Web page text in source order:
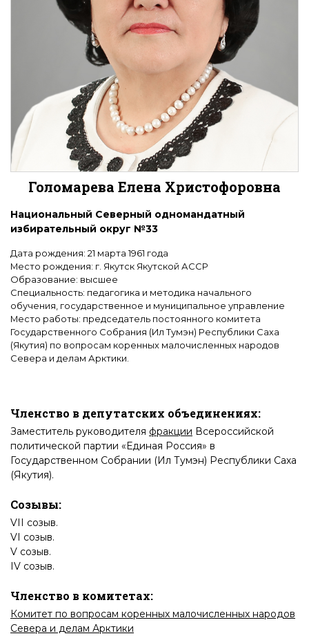
Голомарева Елена Христофоровна
Национальный Северный одномандатный
избирательный округ №33
Дата рождения: 21 марта 1961 года
Место рождения: г. Якутск Якутской АССР
Образование: высшее
Специальность: педагогика и методика начального
обучения, государственное и муниципальное управление
Место работы: председатель постоянного комитета
Государственного Собрания (Ил Тумэн) Республики Саха
(Якутия) по вопросам коренных малочисленных народов
Севера и делам Арктики.
Членство в депутатских объединениях:
Заместитель руководителя фракции Всероссийской
политической партии «Единая Россия» в
Государственном Собрании (Ил Тумэн) Республики Саха
(Якутия).
Созывы:
VII созыв.
VI созыв.
V созыв.
IV созыв.
Членство в комитетах:
Комитет по вопросам коренных малочисленных народов
Севера и делам Арктики